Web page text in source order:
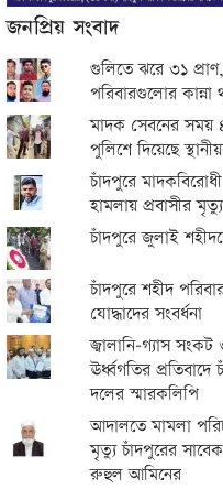
জনপ্রিয় সংবাদ
গুলিতে ঝরে ৩১
পরিবারগুলোর কান্না
মাদক সেবনের সময়
পুলিশে দিয়েছে
চাঁদপুরে
হামলায় প্রবাসীর মৃত্যু
চাঁদপুরে জুলাই
চাঁদপুরে শহীদ
যোদ্ধাদের সংবর্ধনা
জ্বালানি-গ্যাস সংকট
ঊর্ধ্বগতির প্রতিবাদে
দলের স্মারকলিপি
আদালতে মামলা
মৃত্যু চাঁদপুরের
রুহুল আমিনের